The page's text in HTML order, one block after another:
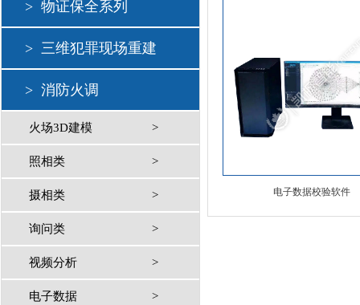
> 物证保全系列
> 三维犯罪现场重建
> 消防火调
火场3D建模 >
照相类 >
摄相类 >
询问类 >
视频分析 >
电子数据 >
电子数据校验软件